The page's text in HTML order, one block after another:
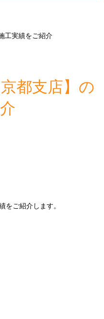
工実績をご紹介
都支店】の
をご紹介します。